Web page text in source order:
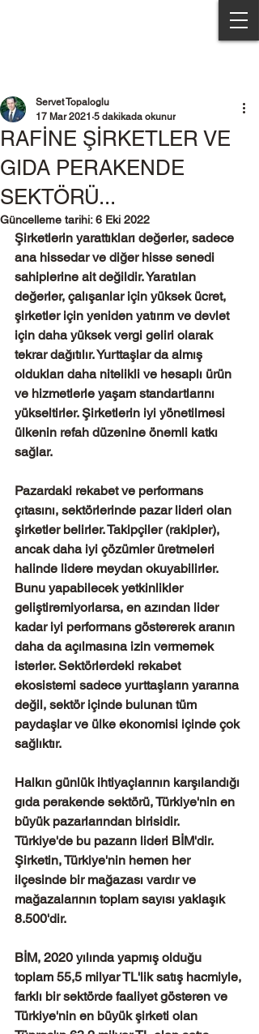
RAFİNE ŞİRKETLER VE
GIDA PERAKENDE
SEKTÖRÜ...
Servet Topaloglu
17 Mar 2021 5 dakikada okunur
Güncelleme tarihi:6 Eki 2022
Şirketlerin yarattıkları değerler, sadece
ana hissedar ve diğer hisse senedi
sahiplerine ait değildir. Yaratılan
değerler, çalışanlar için yüksek ücret,
şirketler için yeniden yatırım ve devlet
için daha yüksek vergi geliri olarak
tekrar dağıtılır. Yurttaşlar da almış
oldukları daha nitelikli ve hesaplı ürün
ve hizmetlerle yaşam standartlarını
yükseltirler. Şirketlerin iyi yönetilmesi
ülkenin refah düzenine önemli katkı
sağlar.
Pazardaki rekabet ve performans
çıtasını, sektörlerinde pazar lideri olan
şirketler belirler. Takipçiler (rakipler),
ancak daha iyi çözümler üretmeleri
halinde lidere meydan okuyabilirler.
Bunu yapabilecek yetkinlikler
geliştiremiyorlarsa, en azından lider
kadar iyi performans göstererek aranın
daha da açılmasına izin vermemek
isterler. Sektörlerdeki rekabet
ekosistemi sadece yurttaşların yararına
değil, sektör içinde bulunan tüm
paydaşlar ve ülke ekonomisi içinde çok
sağlıktır.
Halkın günlük ihtiyaçlarının karşılandığı
gıda perakende sektörü, Türkiye'nin en
büyük pazarlarından birisidir.
Türkiye'de bu pazarın lideri BİM'dir.
Şirketin, Türkiye'nin hemen her
ilçesinde bir mağazası vardır ve
mağazalarının toplam sayısı yaklaşık
8.500'dir.
BİM, 2020 yılında yapmış olduğu
toplam 55,5 milyar TL'lik satış hacmiyle,
farklı bir sektörde faaliyet gösteren ve
Türkiye'nin en büyük şirketi olan